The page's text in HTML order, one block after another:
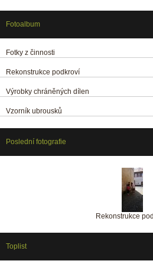
Fotoalbum
Fotky z činnosti
Rekonstrukce podkroví
Výrobky chráněných dílen
Vzorník ubrousků
Poslední fotografie
Rekonstrukce
Toplist